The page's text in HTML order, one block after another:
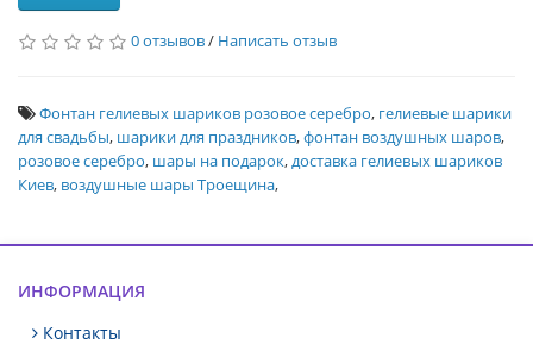
0 отзывов/ Написать отзыв
Фонтан гелиевых шариков розовое серебро, гелиевые шарики
для свадьбы, шарики для праздников,фонтан воздушных шаров,
розовое серебро, шары на подарок,доставка гелиевых шариков
Киев, воздушные шары Троещина,
ИНФОРМАЦИЯ
Контакты